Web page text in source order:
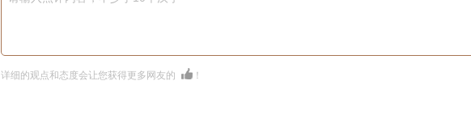
详细的观点和态度会让您获得更多网友的 ！